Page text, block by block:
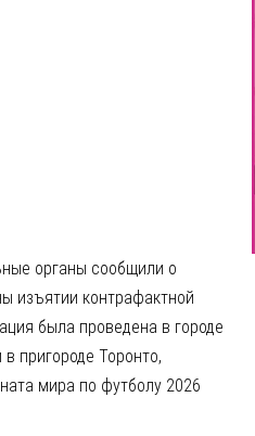
органы сообщили о
изъятии контрафактной
была проведена в городе
пригороде Торонто,
мира по футболу 2026